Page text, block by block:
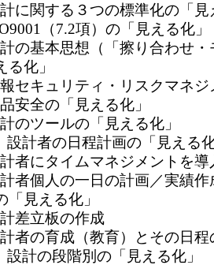
に関する３つの標準化の「見
（7.2項）の「見える化」
の基本思想（「擦り合わせ
る化」
セキュリティ・リスクマネ
安全の「見える化」
のツールの「見える化」
計者の日程計画の「見える
者にタイムマネジメントを導
者個人の一日の計画／実績
「見える化」
差立板の作成
者の育成（教育）とその日
計の段階別の「見える化」